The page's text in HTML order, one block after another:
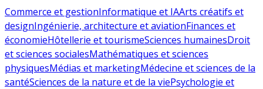
Commerce et gestionInformatique et IAArts créatifs et
designIngénierie, architecture et aviationFinances et
économieHôtellerie et tourismeSciences humainesDroit
et sciences socialesMathématiques et sciences
physiquesMédias et marketingMédecine et sciences de la
santéSciences de la nature et de la viePsychologie et